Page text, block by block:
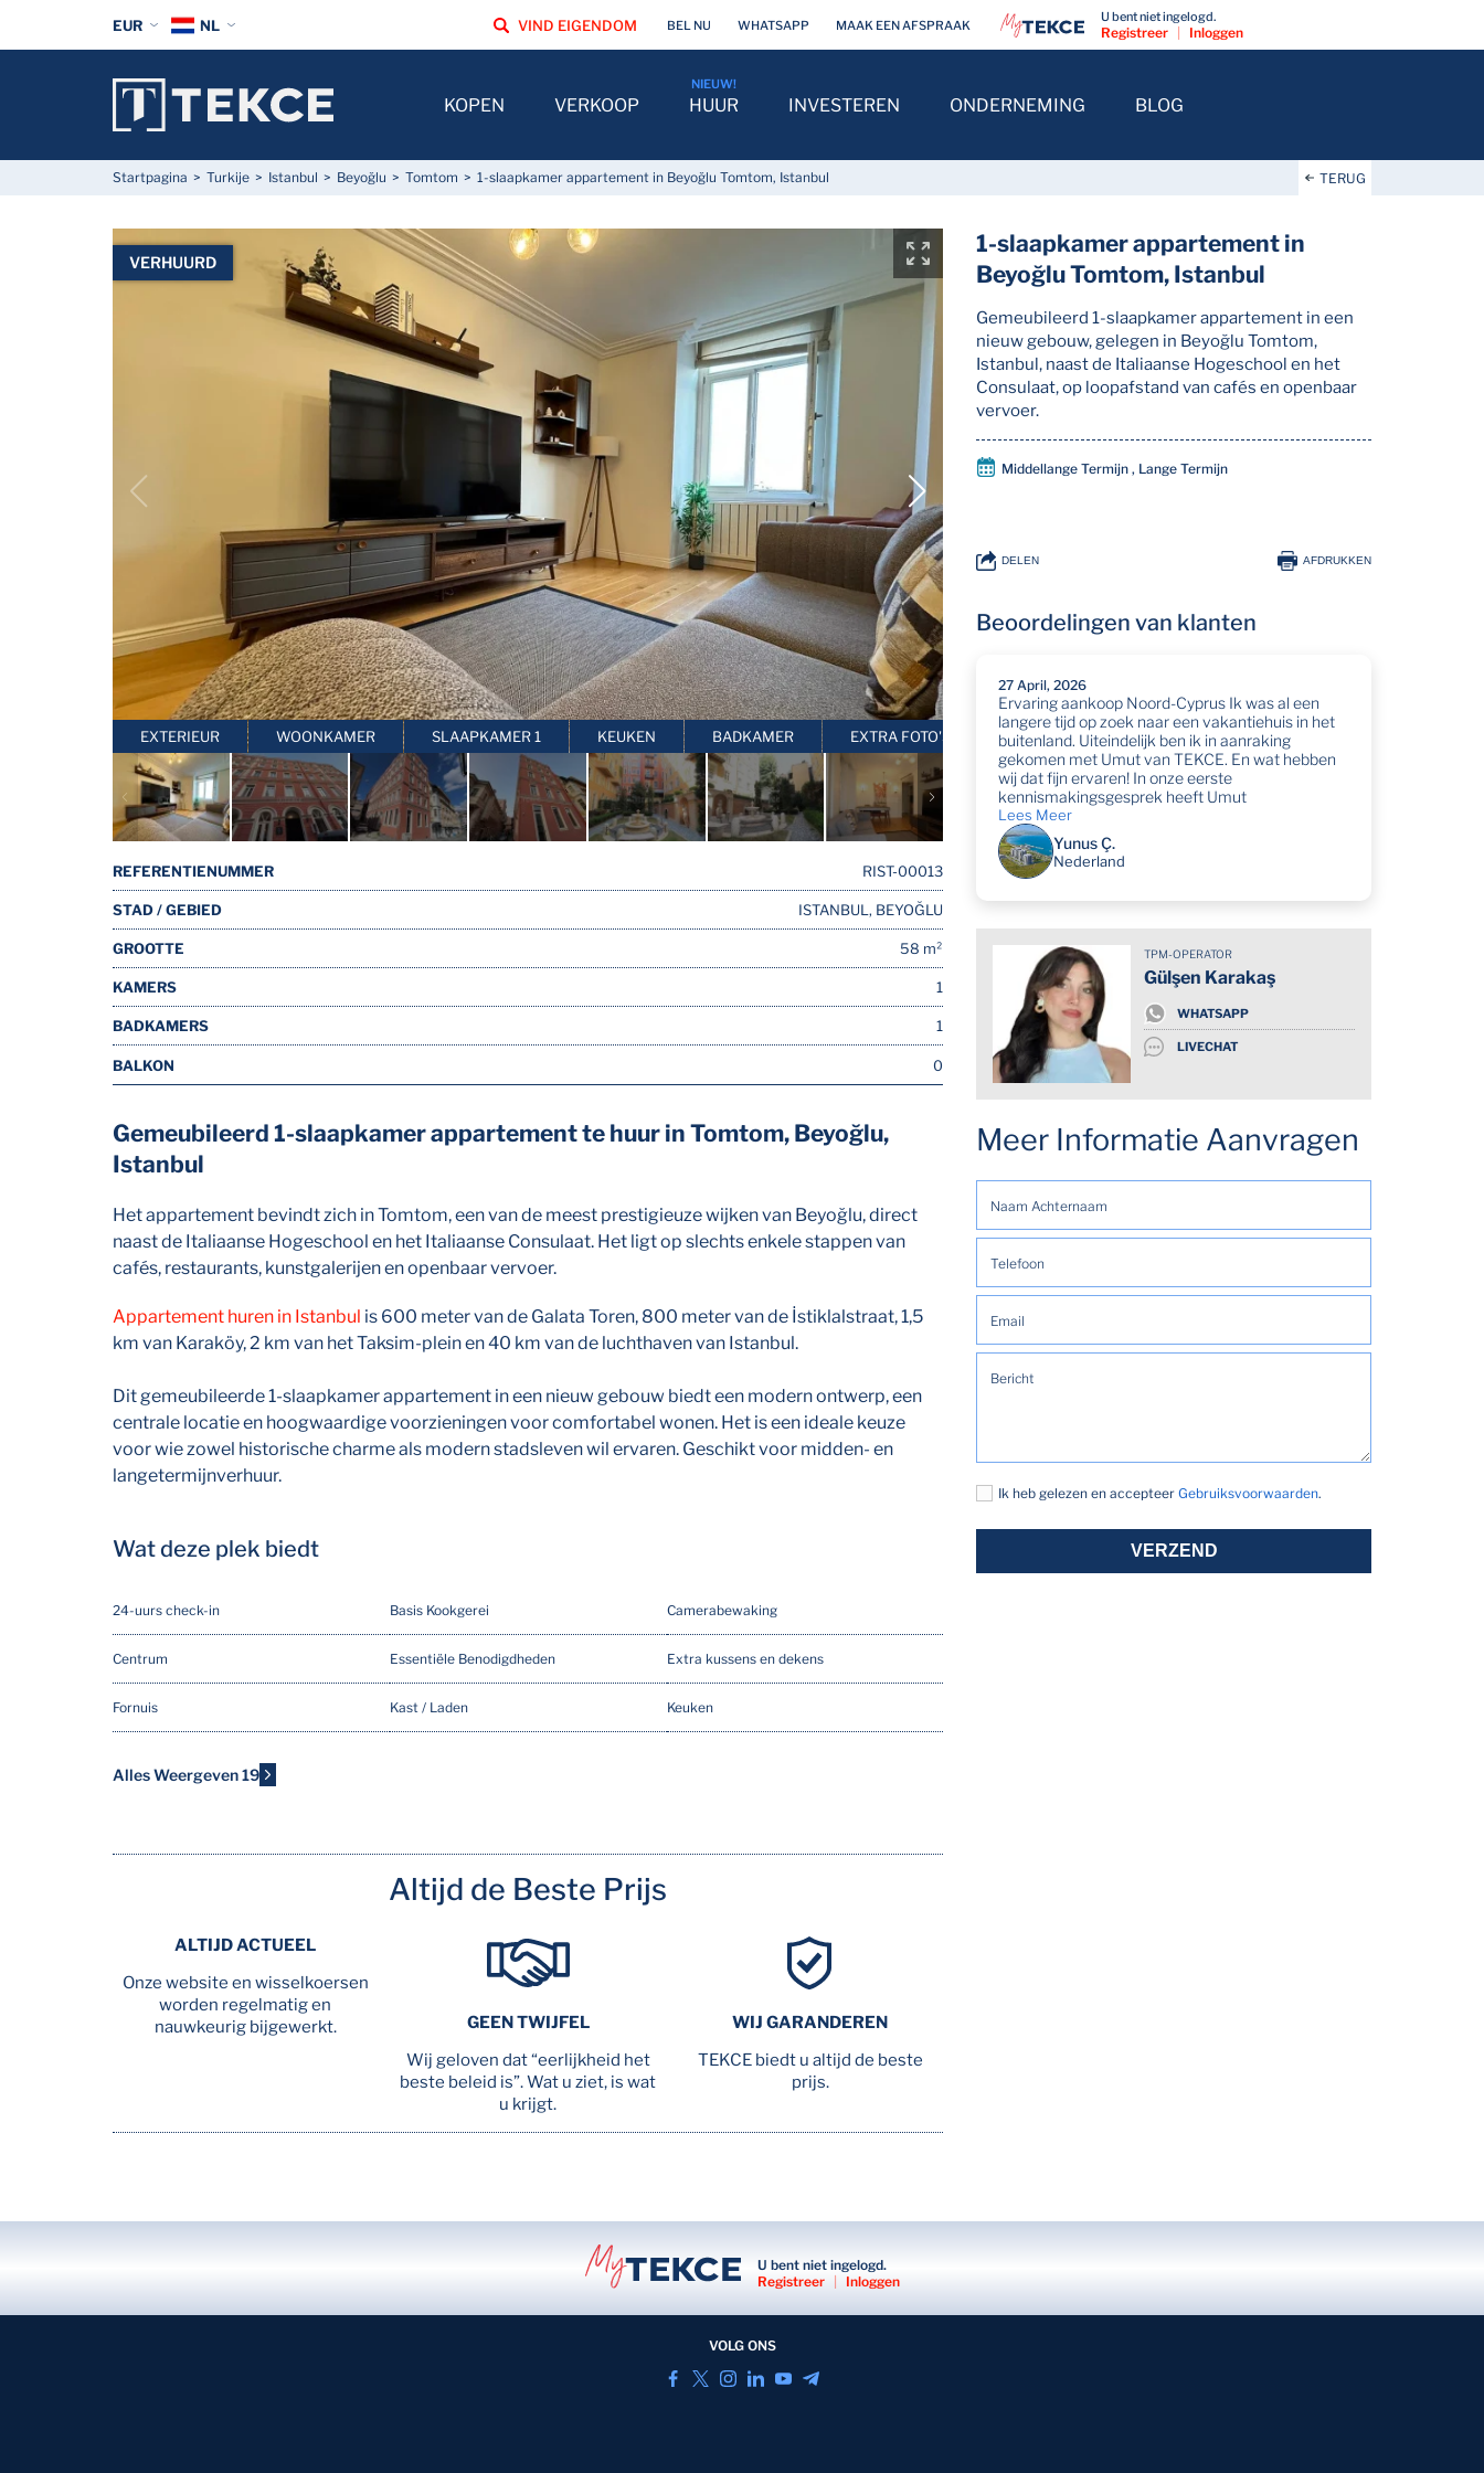
Startpagina Turkije Istanbul Beyoğlu Tomtom 1-slaapkamer appartement in Beyoğlu Tomtom, Istanbul TERUG
VERHUURD
EXTERIEUR WOONKAMER SLAAPKAMER 1 KEUKEN BADKAMER EXTRA FOTO'S LOCATIE KAART
DELEN AFDRUKKEN
1-slaapkamer appartement in
Beyoğlu Tomtom, Istanbul
Gemeubileerd 1-slaapkamer appartement in een
nieuw gebouw, gelegen in Beyoğlu Tomtom,
Istanbul, naast de Italiaanse Hogeschool en het
Consulaat, op loopafstand van cafés en openbaar
vervoer.
Middellange Termijn , Lange Termijn
Beoordelingen van klanten
27 April, 2026
Ervaring aankoop Noord-Cyprus Ik was al een
langere tijd op zoek naar een vakantiehuis in het
buitenland. Uiteindelijk ben ik in aanraking
gekomen met Umut van TEKCE. En wat hebben
wij dat fijn ervaren! In onze eerste
kennismakingsgesprek heeft Umut
Lees Meer
Yunus Ç.
Nederland
REFERENTIENUMMER RIST-00013
STAD / GEBIED ISTANBUL, BEYOĞLU
GROOTTE 58 m²
KAMERS 1
BADKAMERS 1
BALKON 0
Gemeubileerd 1-slaapkamer appartement te huur in Tomtom, Beyoğlu,
Istanbul
Het appartement bevindt zich in Tomtom, een van de meest prestigieuze wijken van Beyoğlu, direct
naast de Italiaanse Hogeschool en het Italiaanse Consulaat. Het ligt op slechts enkele stappen van
cafés, restaurants, kunstgalerijen en openbaar vervoer.
Appartement huren in Istanbul is 600 meter van de Galata Toren, 800 meter van de İstiklalstraat, 1,5
km van Karaköy, 2 km van het Taksim-plein en 40 km van de luchthaven van Istanbul.
Dit gemeubileerde 1-slaapkamer appartement in een nieuw gebouw biedt een modern ontwerp, een
centrale locatie en hoogwaardige voorzieningen voor comfortabel wonen. Het is een ideale keuze
voor wie zowel historische charme als modern stadsleven wil ervaren. Geschikt voor midden- en
langetermijnverhuur.
Wat deze plek biedt
24-uurs check-in Basis Kookgerei Camerabewaking
Centrum Essentiële Benodigdheden Extra kussens en dekens
Fornuis Kast / Laden Keuken
Vaatwasser Warm Water Wasmachine
Alles Weergeven 19
TPM-OPERATOR
Gülşen Karakaş
WHATSAPP
LIVECHAT
Meer Informatie Aanvragen
Ik heb gelezen en accepteerGebruiksvoorwaarden.
VERZEND
Altijd de Beste Prijs
ALTIJD ACTUEEL
Onze website en wisselkoersen
worden regelmatig en
nauwkeurig bijgewerkt.
GEEN TWIJFEL
Wij geloven dat “eerlijkheid het
beste beleid is”. Wat u ziet, is wat
u krijgt.
WIJ GARANDEREN
TEKCE biedt u altijd de beste
prijs.
EUR NL
KOPEN VERKOOP HUUR INVESTEREN ONDERNEMING BLOG
VIND EIGENDOM BEL NU WHATSAPP MAAK EEN AFSPRAAK
U bent niet ingelogd.
Registreer Inloggen
U bent niet ingelogd.
Registreer
| Inloggen
VOLG ONS